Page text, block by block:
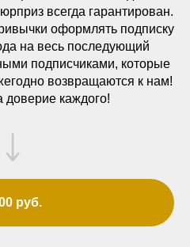
всегда гарантирован.
оформлять подписку
на весь последующий
подписчиками, которые
возвращаются к нам!
доверие каждого!
руб.